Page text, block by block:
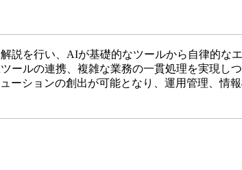
説を行い、AIが基礎的なツールから自律的な
ールの連携、複雑な業務の一貫処理を実現し
ーションの創出が可能となり、運用管理、情